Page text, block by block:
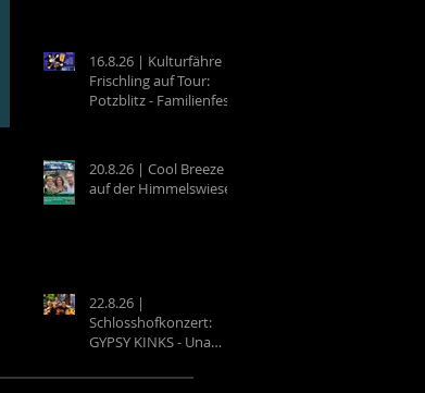
16.8.26 | Kulturfähre
Frischling auf Tour:
Potzblitz - Familienfest
20.8.26 | Cool Breeze
auf der Himmelswiese
22.8.26 |
Schlosshofkonzert:
GYPSY KINKS - Una